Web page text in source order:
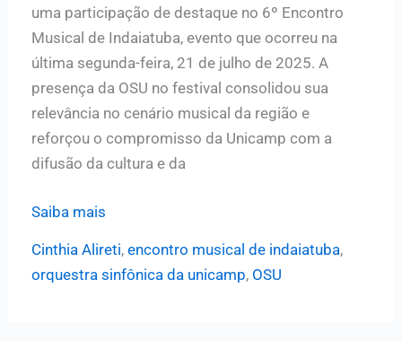
uma participação de destaque no 6º Encontro
Musical de Indaiatuba, evento que ocorreu na
última segunda-feira, 21 de julho de 2025. A
presença da OSU no festival consolidou sua
relevância no cenário musical da região e
reforçou o compromisso da Unicamp com a
difusão da cultura e da
OSU
do
6º
Saiba mais
Cinthia Alireti, encontro musical de indaiatuba,
orquestra sinfônica da unicamp, OSU